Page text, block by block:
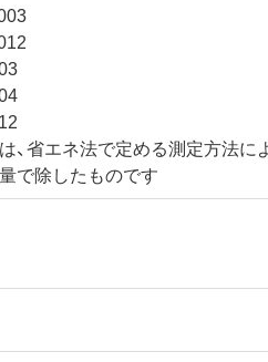
、省エネ法で定める測定方法に
で除したものです